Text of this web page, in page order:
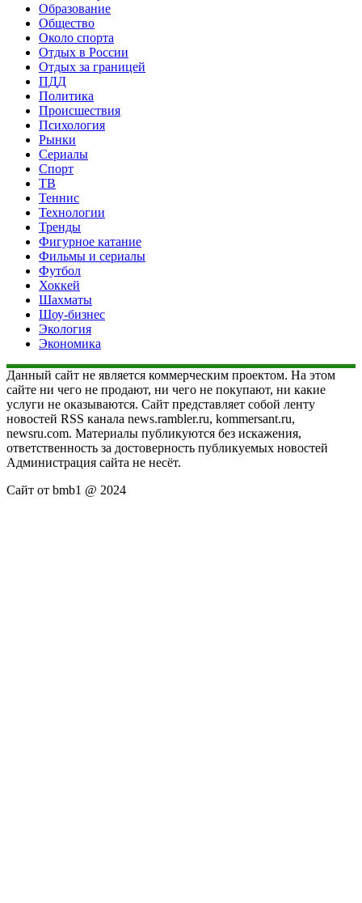
Образование
Общество
Около спорта
Отдых в России
Отдых за границей
ПДД
Политика
Происшествия
Психология
Рынки
Сериалы
Спорт
ТВ
Теннис
Технологии
Тренды
Фигурное катание
Фильмы и сериалы
Футбол
Хоккей
Шахматы
Шоу-бизнес
Экология
Экономика
Данный сайт не является коммерческим проектом. На этом
сайте ни чего не продают, ни чего не покупают, ни какие
услуги не оказываются. Сайт представляет собой ленту
новостей RSS канала news.rambler.ru, kommersant.ru,
newsru.com. Материалы публикуются без искажения,
ответственность за достоверность публикуемых новостей
Администрация сайта не несёт.
Сайт от bmb1 @ 2024